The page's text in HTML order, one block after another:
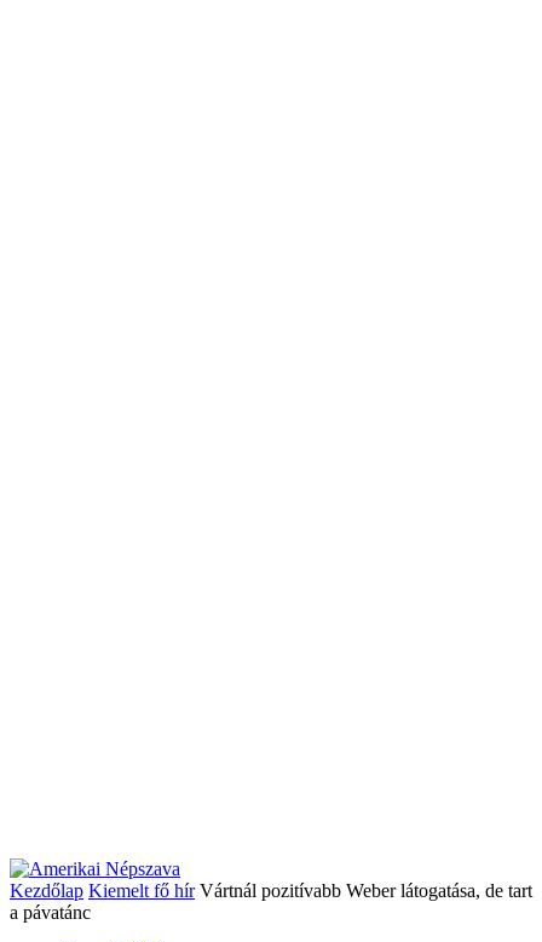
Kezdőlap Kiemelt fő hír Vártnál pozitívabb Weber látogatása, de tart
a pávatánc